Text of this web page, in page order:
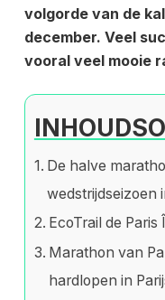
volgorde van de
december. Veel
vooral veel mooie
De halve
wedstrijdseizoen
EcoTrail de
Marathon van
hardlopen in